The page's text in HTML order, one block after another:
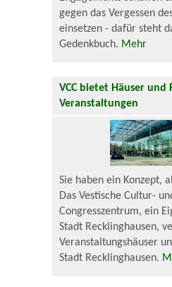
gegen das Vergessen
einsetzen - dafür steht
Gedenkbuch. Mehr
VCC bietet Häuser und
Veranstaltungen
Sie haben ein Konzept,
Das Vestische Cultur-
Congresszentrum, ein
Stadt Recklinghausen,
Veranstaltungshäuser
Stadt Recklinghausen.